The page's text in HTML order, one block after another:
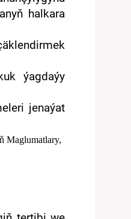
halkara
ýagdaýy
jenaýat
Maglumatlary,